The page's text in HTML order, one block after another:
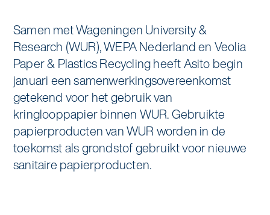
Specialistische schoonmaak
Graffitireiniging
Glas- en gevelreiniging
Reinigen en coaten van RVS
Aanvullende diensten
Onderwijs
Overheid
Recreatie
Retail
Zakelijk
Asito impuls
Sponsoring
Locaties
Nieuws
Samen met Wageningen University &
Research (WUR), WEPA Nederland en Veolia
Paper & Plastics Recycling heeft Asito begin
januari een samenwerkingsovereenkomst
getekend voor het gebruik van
kringlooppapier binnen WUR. Gebruikte
papierproducten van WUR worden in de
toekomst als grondstof gebruikt voor nieuwe
sanitaire papierproducten.